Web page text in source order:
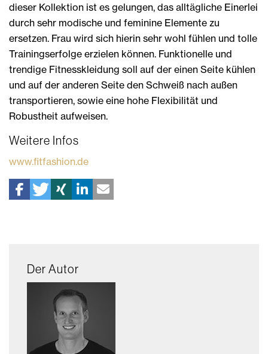
dieser Kollektion ist es gelungen, das alltägliche Einerlei
durch sehr modische und feminine Elemente zu
ersetzen. Frau wird sich hierin sehr wohl fühlen und tolle
Trainingserfolge erzielen können. Funktionelle und
trendige Fitnesskleidung soll auf der einen Seite kühlen
und auf der anderen Seite den Schweiß nach außen
transportieren, sowie eine hohe Flexibilität und
Robustheit aufweisen.
Weitere Infos
www.fitfashion.de
Der Autor